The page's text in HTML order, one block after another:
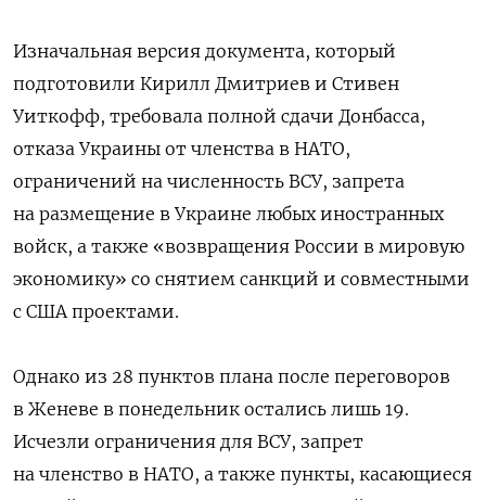
Изначальная версия документа, который
подготовили Кирилл Дмитриев и Стивен
Уиткофф, требовала полной сдачи Донбасса,
отказа Украины от членства в НАТО,
ограничений на численность ВСУ, запрета
на размещение в Украине любых иностранных
войск, а также «возвращения России в мировую
экономику» со снятием санкций и совместными
с США проектами.
Однако из 28 пунктов плана после переговоров
в Женеве в понедельник остались лишь 19.
Исчезли ограничения для ВСУ, запрет
на членство в НАТО, а также пункты, касающиеся